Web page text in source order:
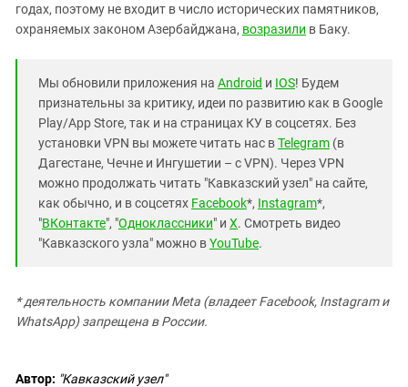
годах, поэтому не входит в число исторических памятников,
охраняемых законом Азербайджана, возразили в Баку.
Мы обновили приложения на Android и IOS! Будем
признательны за критику, идеи по развитию как в Google
Play/App Store, так и на страницах КУ в соцсетях. Без
установки VPN вы можете читать нас вTelegram (в
Дагестане, Чечне и Ингушетии – с VPN). Через VPN
можно продолжать читать "Кавказский узел" на сайте,
как обычно, и в соцсетях Facebook*, Instagram*,
"ВКонтакте", "Одноклассники" и X. Смотреть видео
"Кавказского узла" можно вYouTube.
* деятельность компании Meta (владеет Facebook, Instagram и
WhatsApp) запрещена в России.
Автор: "Кавказский узел"